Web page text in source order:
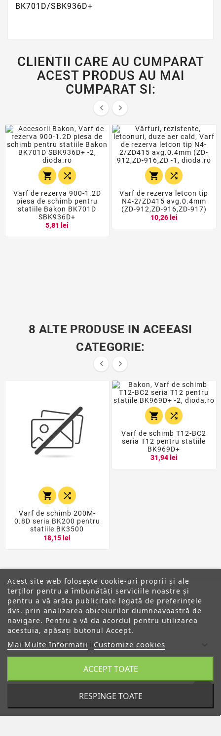
BK701D/SBK936D+
CLIENTII CARE AU CUMPARAT
ACEST PRODUS AU MAI
CUMPARAT SI:
 
 
Varf de rezerva 900-1.2D
piesa de schimb pentru
statiile Bakon BK701D
SBK936D+
5,81 lei
 
Varf de rezerva letcon tip
N4-2/ZD415 avg.0.4mm
(ZD-912,ZD-916,ZD-917)
10,26 lei
8 ALTE PRODUSE IN ACEEASI
CATEGORIE:
 
 
Varf de schimb 200M-
0.8D seria BK200 pentru
statiile BK3500
18,15 lei
 
Varf de schimb T12-BC2
seria T12 pentru statiile
BK969D+
31,94 lei
ANPC
Informatiile Magazinului
Acest site web folosește cookie-uri proprii și ale
terților pentru a îmbunătăți serviciile noastre și
pentru a vă arăta publicitate legată de preferințele
dvs. prin analizarea obiceiurilor dumneavoastră de
navigare. Pentru a vă da acordul pentru utilizarea
acestuia, apăsați butonul Accept.
Mai Multe Informatii Customize cookies
RESPINGE TOATE
ACCEPT TOATE